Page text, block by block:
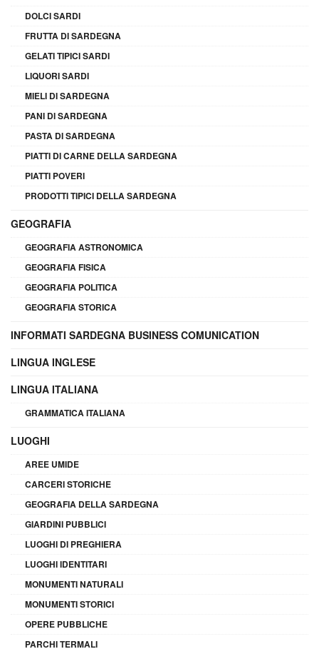
DOLCI SARDI
FRUTTA DI SARDEGNA
GELATI TIPICI SARDI
LIQUORI SARDI
MIELI DI SARDEGNA
PANI DI SARDEGNA
PASTA DI SARDEGNA
PIATTI DI CARNE DELLA SARDEGNA
PIATTI POVERI
PRODOTTI TIPICI DELLA SARDEGNA
GEOGRAFIA
GEOGRAFIA ASTRONOMICA
GEOGRAFIA FISICA
GEOGRAFIA POLITICA
GEOGRAFIA STORICA
INFORMATI SARDEGNA BUSINESS COMUNICATION
LINGUA INGLESE
LINGUA ITALIANA
GRAMMATICA ITALIANA
LUOGHI
AREE UMIDE
CARCERI STORICHE
GEOGRAFIA DELLA SARDEGNA
GIARDINI PUBBLICI
LUOGHI DI PREGHIERA
LUOGHI IDENTITARI
MONUMENTI NATURALI
MONUMENTI STORICI
OPERE PUBBLICHE
PARCHI TERMALI